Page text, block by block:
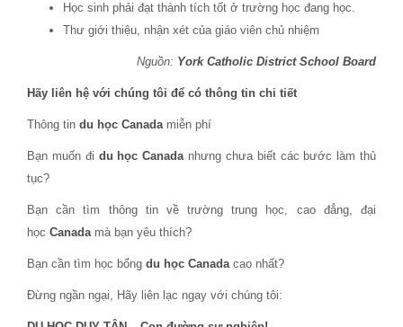
Học sinh phải đạt thành tích tốt ở trường học đang học.
Thư giới thiệu, nhận xét của giáo viên chủ nhiệm
Nguồn: York Catholic District School Board
Hãy liên hệ với chúng tôi để có thông tin chi tiết
Thông tin du học Canadamiễn phí
Bạn muốn đi du học Canadanhưng chưa biết các bước làm thủ
tục?
Bạn cần tìm thông tin về trường trung học, cao đẳng, đại
học Canadamà bạn yêu thích?
Bạn cần tìm học bổng du học Canadacao nhất?
Đừng ngần ngại, Hãy liên lạc ngay với chúng tôi: